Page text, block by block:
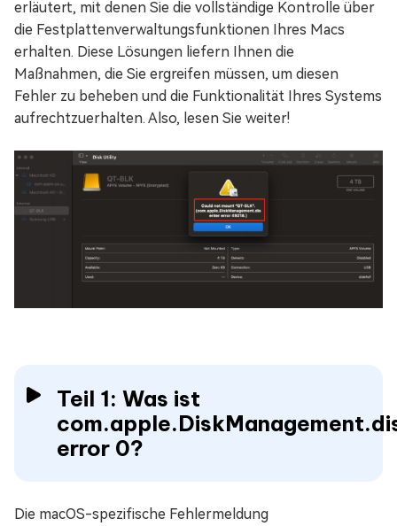
erläutert, mit denen Sie die vollständige Kontrolle über
die Festplattenverwaltungsfunktionen Ihres Macs
erhalten. Diese Lösungen liefern Ihnen die
Maßnahmen, die Sie ergreifen müssen, um diesen
Fehler zu beheben und die Funktionalität Ihres Systems
aufrechtzuerhalten. Also, lesen Sie weiter!
Teil 1: Was ist
error 0?
Die macOS-spezifische Fehlermeldung